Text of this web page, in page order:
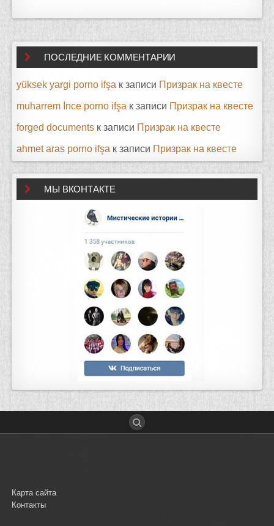
ПОСЛЕДНИЕ КОММЕНТАРИИ
yüksek yargi porno ifşa к записи Призрак на квесте
muharrem İnce porno ifşa к записи Призрак на квесте
forged documents к записи Призрак на квесте
ahmet aras porno ifşa к записи Призрак на квесте
МЫ ВКОНТАКТЕ
Карта сайта
Контакты